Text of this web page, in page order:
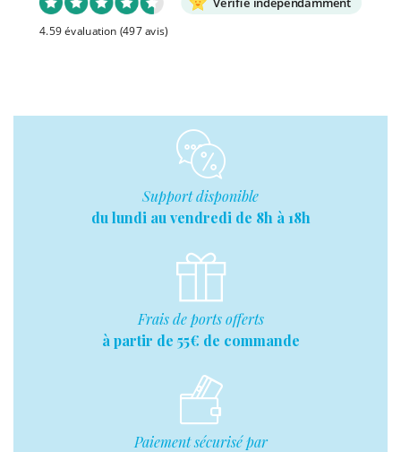
4.59 évaluation (497 avis)
Support disponible
du lundi au vendredi de 8h à 18h
Frais de ports offerts
à partir de 55€ de commande
Paiement sécurisé par